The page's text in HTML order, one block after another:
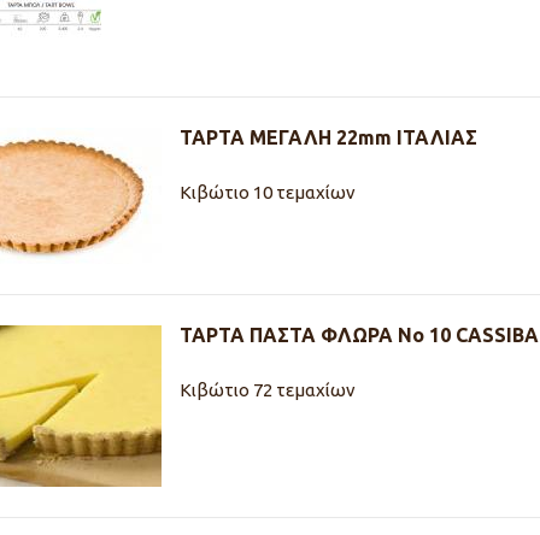
ΤΑΡΤΑ ΜΕΓΑΛΗ 22mm ΙΤΑΛΙΑΣ
Κιβώτιο 10 τεμαχίων
ΤΑΡΤΑ ΠΑΣΤΑ ΦΛΩΡΑ Νο 10 CASSIBA
Κιβώτιο 72 τεμαχίων